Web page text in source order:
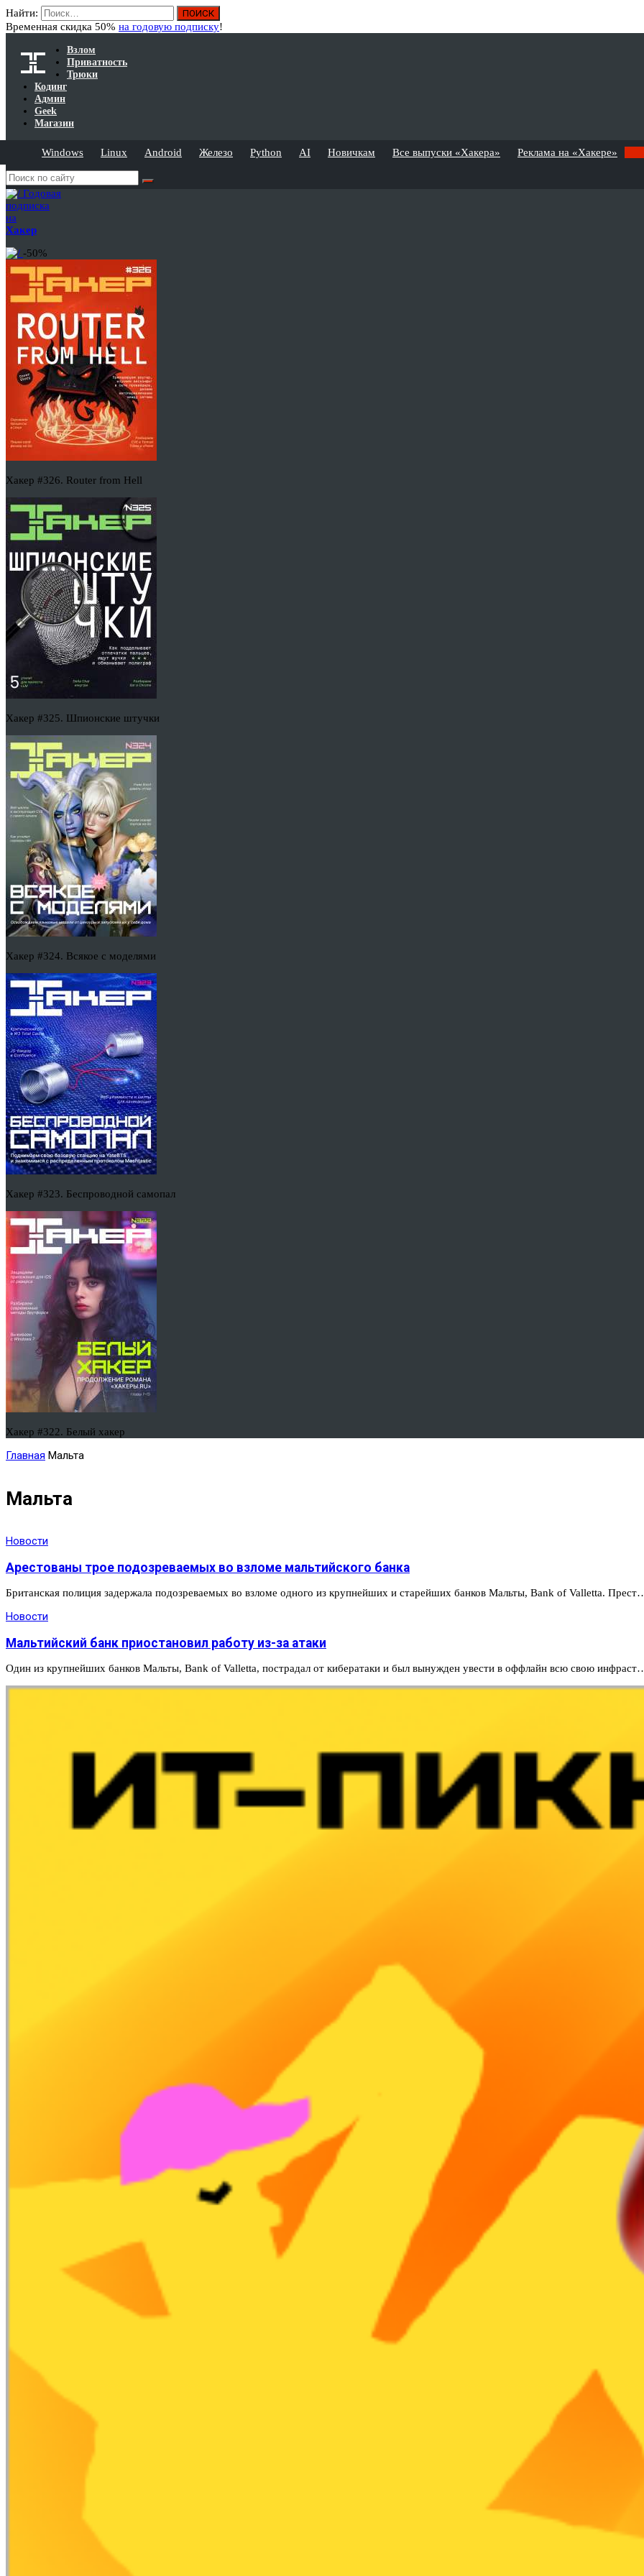
Найти:
Временная скидка 50% на годовую подписку!
Взлом
Приватность
Трюки
Кодинг
Админ
Geek
Магазин
Windows Linux Android Железо Python AI Новичкам Все выпуски «Хакера» Реклама на «Хакере»
Годовая
подписка
на
Хакер
-50%
Хакер #326. Router from Hell
Хакер #325. Шпионские штучки
Хакер #324. Всякое с моделями
Хакер #323. Беспроводной самопал
Хакер #322. Белый хакер
Главная Мальта
Мальта
Новости
Арестованы трое подозреваемых во взломе мальтийского банка
Британская полиция задержала подозреваемых во взломе одного из крупнейших и старейших банков Мальты, Bank of Valletta.
Новости
Мальтийский банк приостановил работу из-за атаки
Один из крупнейших банков Мальты, Bank of Valletta, пострадал от кибератаки и был вынужден увести в оффлайн всю свою